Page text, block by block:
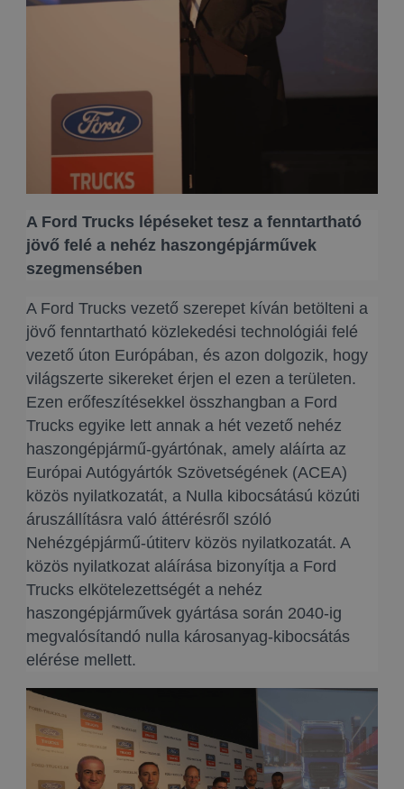
A Ford Trucks lépéseket tesz a fenntartható
jövő felé a nehéz haszongépjárművek
szegmensében
A Ford Trucks vezető szerepet kíván betölteni a
jövő fenntartható közlekedési technológiái felé
vezető úton Európában, és azon dolgozik, hogy
világszerte sikereket érjen el ezen a területen.
Ezen erőfeszítésekkel összhangban a Ford
Trucks egyike lett annak a hét vezető nehéz
haszongépjármű-gyártónak, amely aláírta az
Európai Autógyártók Szövetségének (ACEA)
közös nyilatkozatát, a Nulla kibocsátású közúti
áruszállításra való áttérésről szóló
Nehézgépjármű-útiterv közös nyilatkozatát. A
közös nyilatkozat aláírása bizonyítja a Ford
Trucks elkötelezettségét a nehéz
haszongépjárművek gyártása során 2040-ig
megvalósítandó nulla károsanyag-kibocsátás
elérése mellett.